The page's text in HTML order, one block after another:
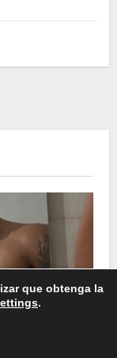
que obtenga la
.